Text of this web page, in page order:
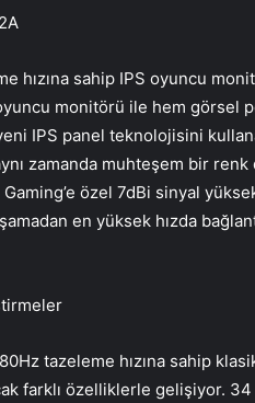
hızına sahip IPS oyuncu
oyuncu monitörü ile hem görsel
yeni IPS panel teknolojisini
zamanda muhteşem bir
özel 7dBi sinyal
en yüksek hızda
tazeleme hızına sahip
farklı özelliklerle gelişiyor.